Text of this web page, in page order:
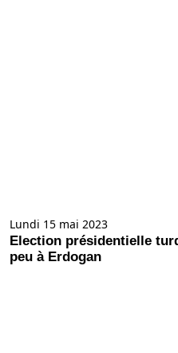
Lundi 15 mai 2023
Election présidentielle
peu à Erdogan